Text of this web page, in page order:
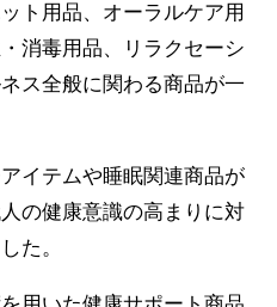
ト用品、オーラルケア用
消毒用品、リラクセーシ
ス全般に関わる商品が一
イテムや睡眠関連商品が
の健康意識の高まりに対
た。